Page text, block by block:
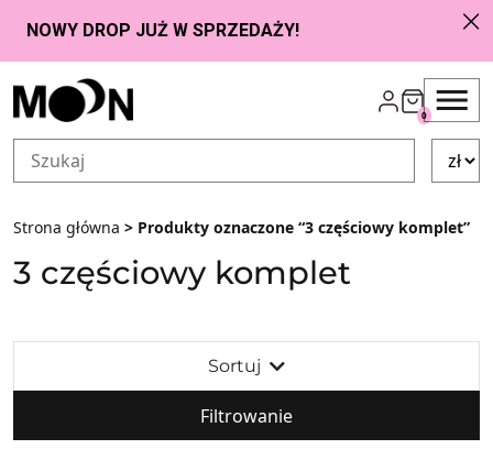
Przejdź do zawartości
0
Strona główna > Produkty oznaczone “3 częściowy komplet”
3 częściowy komplet
Sortuj
Filtrowanie